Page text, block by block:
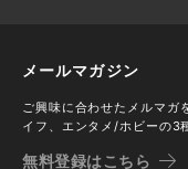
メールマガジン
ご興味に合わせたメルマガ
イフ、エンタメ/ホビーの3
無料登録はこちら